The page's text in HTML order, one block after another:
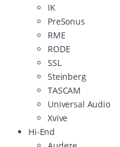
IK
PreSonus
RME
RODE
SSL
Steinberg
TASCAM
Universal Audio
Xvive
Hi-End